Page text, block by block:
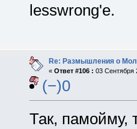
lesswrong'е.
Re: Размышления о
« Ответ #106 : 03 Сентября
(−)0
Так, памойму,